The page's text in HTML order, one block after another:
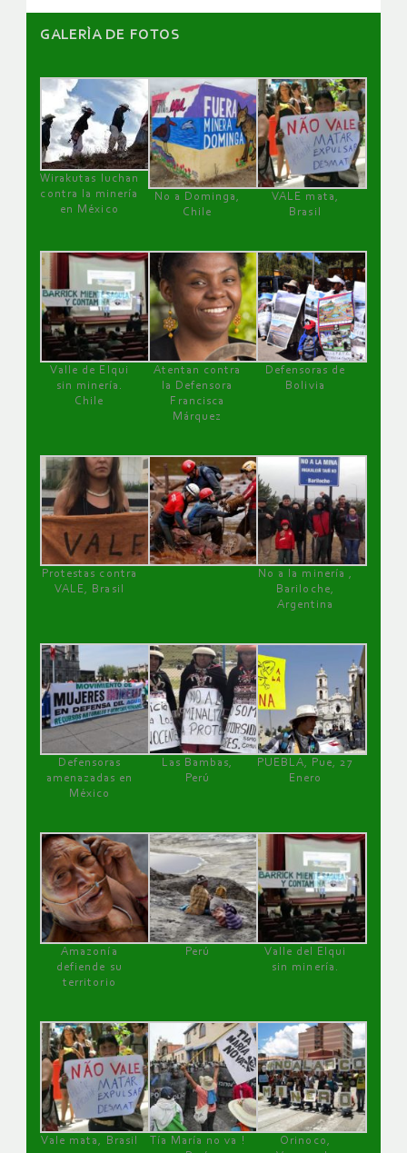
GALERÌA DE FOTOS
Wirakutas luchan
contra la minería
en México
No a Dominga,
Chile
VALE mata,
Brasil
Valle de Elqui
sin minería.
Chile
Atentan contra
la Defensora
Francisca
Márquez
Defensoras de
Bolivia
Protestas contra
VALE, Brasil
No a la minería ,
Bariloche,
Argentina
Defensoras
amenazadas en
México
Las Bambas,
Perú
PUEBLA, Pue, 27
Enero
Amazonía
defiende su
territorio
Perú
Valle del Elqui
sin minería.
Vale mata, Brasil
Tía María no va !
Orinoco,